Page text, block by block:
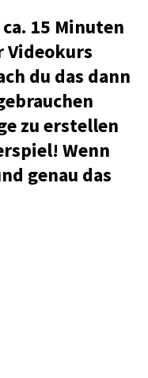
15 Minuten
Videokurs
du das dann
zu erstellen
Wenn
genau das